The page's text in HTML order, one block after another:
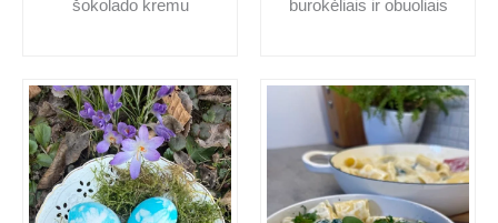
šokolado kremu
burokėliais ir obuoliais